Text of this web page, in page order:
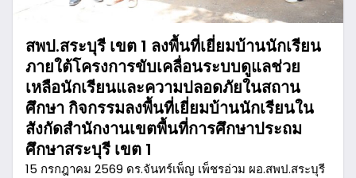
สพป.สระบุรี เขต 1 ลงพื้นที่เยี่ยมบ้านนักเรียน
ภายใต้โครงการขับเคลื่อนระบบดูแลช่วย
เหลือนักเรียนและความปลอดภัยในสถาน
ศึกษา กิจกรรมลงพื้นที่เยี่ยมบ้านนักเรียนใน
สังกัดสำนักงานเขตพื้นที่การศึกษาประถม
ศึกษาสระบุรี เขต 1
15 กรกฎาคม 2569 ดร.จันทร์เพ็ญ เพ็ชรอ่วม ผอ.สพป.สระบุรี